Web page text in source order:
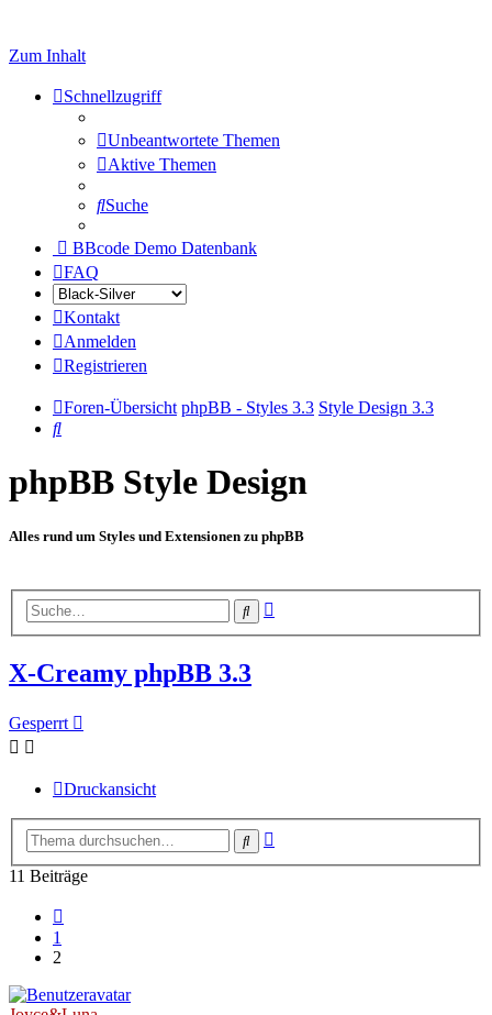
Zum Inhalt
Schnellzugriff
Unbeantwortete Themen
Aktive Themen
Suche
BBcode Demo Datenbank
FAQ
Kontakt
Anmelden
Registrieren
Foren-Übersicht phpBB - Styles 3.3 Style Design 3.3
Suche
phpBB Style Design
Alles rund um Styles und Extensionen zu phpBB
Suche
X-Creamy phpBB 3.3
Gesperrt
Druckansicht
Suche
11 Beiträge
1
2